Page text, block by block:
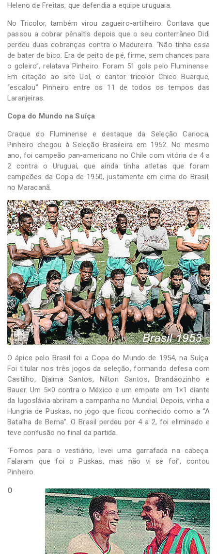
Heleno de Freitas, que defendia a equipe uruguaia.
No Tricolor, também virou zagueiro-artilheiro. Contava que
passou a cobrar pênaltis depois que o seu conterrâneo Didi
perdeu duas cobranças contra o Madureira. “Não tinha essa
de bater de bico. Era de peito de pé, firme, sem chances para
o goleiro”, relatava Pinheiro. Foram 51 gols pelo Fluminense.
Em citação ao site Uol, o cantor tricolor Chico Buarque,
“escalou” Pinheiro entre os 11 de todos os tempos das
Laranjeiras.
Copa do Mundo na Suíça
Craque do Fluminense e destaque da Seleção Carioca,
Pinheiro chegou à Seleção Brasileira em 1952. No mesmo
ano, foi campeão pan-americano no Chile com vitória de 4 a
2 contra o Uruguai, que ainda tinha atletas que foram
campeões da Copa de 1950, justamente em cima do Brasil,
no Maracanã.
O ápice pelo Brasil foi a Copa do Mundo de 1954, na Suíça.
Foi titular nos três jogos da seleção, formando defesa com
Castilho, Djalma Santos, Nilton Santos, Brandãozinho e
Bauer. Um 5×0 contra o México e um empate em 1×1 diante
da Iugoslávia abriram a campanha no Mundial. Depois, vinha a
Hungria de Puskas, no jogo que ficou conhecido como a “A
Batalha de Berna”. O Brasil perdeu por 4 a 2, foi eliminado e
teve confusão no final da partida.
“Fomos para o vestiário, levei uma garrafada na cabeça.
Falaram que foi o Puskas, mas não vi se foi”, contou
Pinheiro.
O